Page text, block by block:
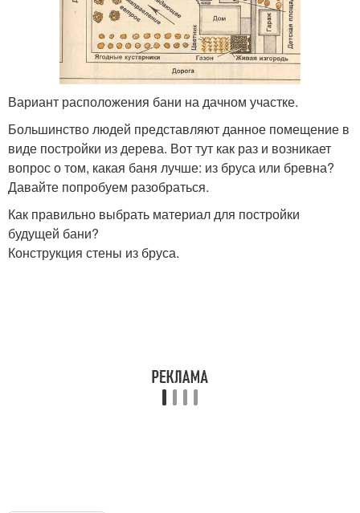
Вариант расположения бани на дачном участке.
Большинство людей представляют данное помещение в
виде постройки из дерева. Вот тут как раз и возникает
вопрос о том, какая баня лучше: из бруса или бревна?
Давайте попробуем разобраться.
Как правильно выбрать материал для постройки
будущей бани?
Конструкция стены из бруса.